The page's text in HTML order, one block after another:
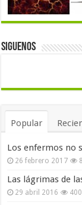
Siguenos
Popular
Los enfermos no
26 febrero 2017
Las lágrimas de
29 abril 2016